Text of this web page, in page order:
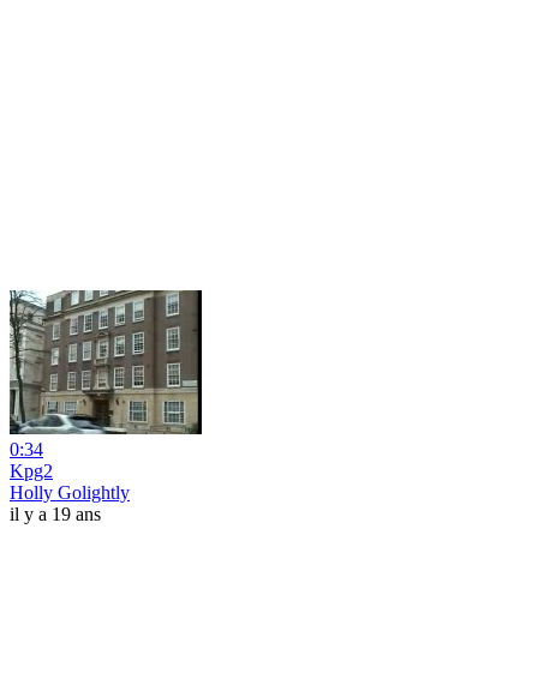
0:34
Kpg2
Holly Golightly
il y a 19 ans